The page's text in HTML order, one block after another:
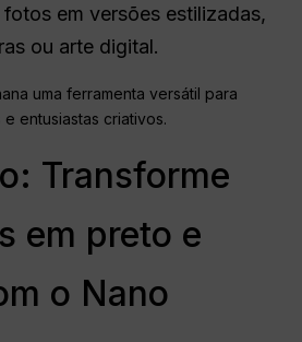
em versões estilizadas,
ou arte digital.
uma ferramenta versátil para
entusiastas criativos.
Transforme
em preto e
o Nano